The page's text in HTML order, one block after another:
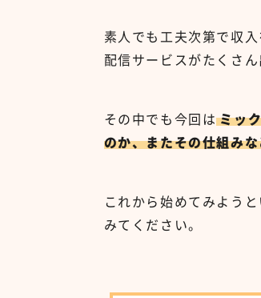
素人でも工夫次第で収
配信サービスがたくさん
その中でも今回は ミッ
のか、またその仕組み
これから始めてみよう
みてください。